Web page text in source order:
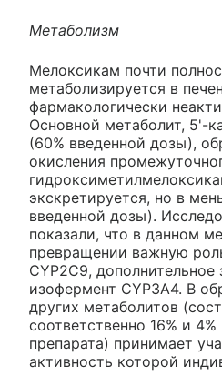
Метаболизм
Мелоксикам почти
метаболизируется в
фармакологически
Основной метаболит, 5'-
(60% введенной дозы),
окисления
экскретируется, но в
введенной дозы).
показали, что в данном
превращении важную
CYP2C9, дополнительное
изофермент CYP3A4. В
других метаболитов
соответственно 16% и
препарата) принимает
активность которой